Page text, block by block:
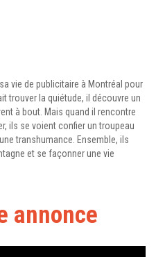
vie de publicitaire à Montréal pour
trouver la quiétude, il découvre un
à bout. Mais quand il rencontre
ils se voient confier un troupeau
transhumance. Ensemble, ils
et se façonner une vie
annonce